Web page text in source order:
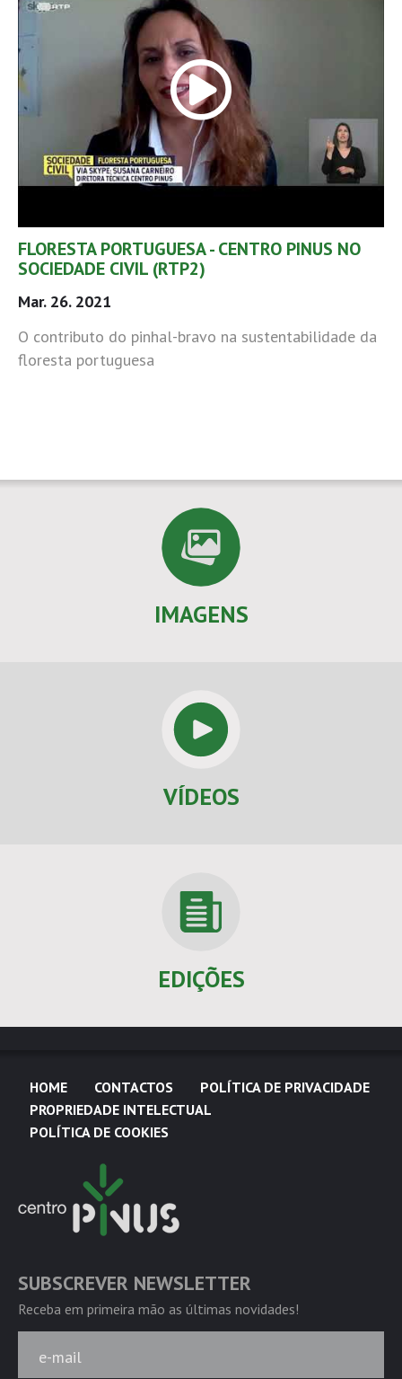
FLORESTA PORTUGUESA - CENTRO PINUS NO
SOCIEDADE CIVIL (RTP2)
Mar. 26. 2021
O contributo do pinhal-bravo na sustentabilidade da
floresta portuguesa
IMAGENS
VÍDEOS
EDIÇÕES
HOME CONTACTOS
POLÍTICA DE PRIVACIDADE
PROPRIEDADE INTELECTUAL
POLÍTICA DE COOKIES
SUBSCREVER NEWSLETTER
Receba em primeira mão as últimas novidades!
e-mail